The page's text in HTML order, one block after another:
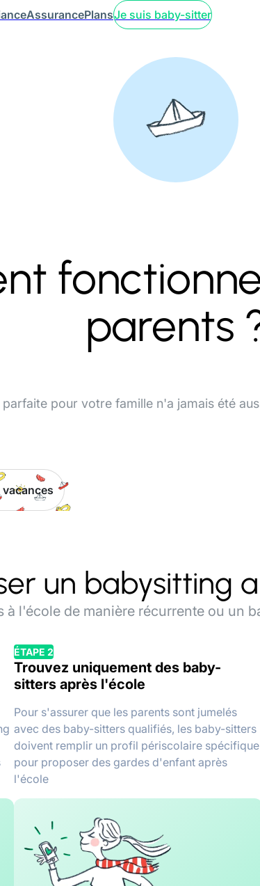
AssurancePlansJe suis baby-sitter
parents
pour votre famille n'a jamais été
vacances
un babysitting
l'école de manière récurrente ou un
ÉTAPE 2
Trouvez uniquement des baby-
sitters après l'école
Pour s'assurer que les parents sont jumelés
avec des baby-sitters qualifiés, les baby-sitters
doivent remplir un profil périscolaire spécifique
pour proposer des gardes d'enfant après
l'école